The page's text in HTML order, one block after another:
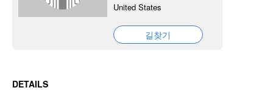
United States
길찾기
DETAILS